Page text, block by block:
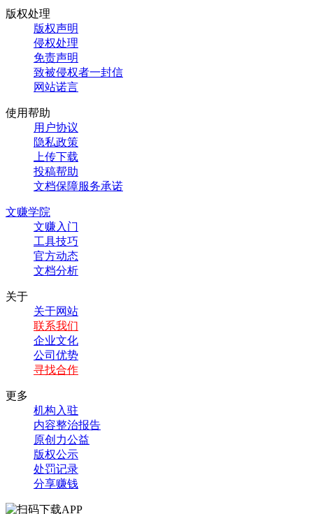
版权处理
版权声明
侵权处理
免责声明
致被侵权者一封信
网站诺言
使用帮助
用户协议
隐私政策
上传下载
投稿帮助
文档保障服务承诺
文赚学院
文赚入门
工具技巧
官方动态
文档分析
关于
关于网站
联系我们
企业文化
公司优势
寻找合作
更多
机构入驻
内容整治报告
原创力公益
版权公示
处罚记录
分享赚钱